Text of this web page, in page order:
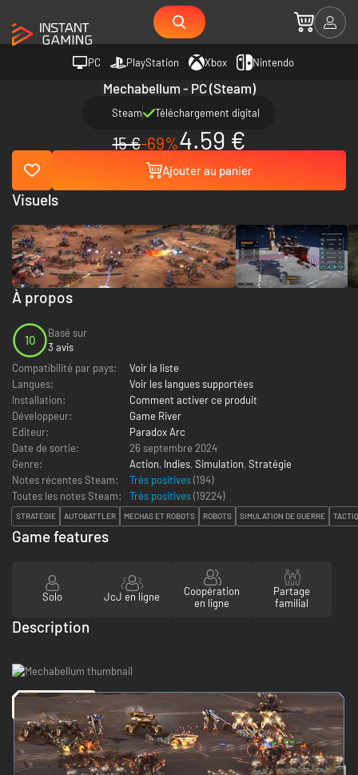
PC PlayStation Xbox Nintendo
Mechabellum - PC (Steam)
Steam Téléchargement digital
15 €-69%4.59 €
Ajouter au panier
À propos
10
Basé sur
3 avis
Compatibilité par pays:
Voir la liste
Langues:
Voir les langues supportées
Installation:
Comment activer ce produit
Développeur:
Game River
Editeur:
Paradox Arc
Date de sortie:
26 septembre 2024
Genre:
Action, Indies, Simulation, Stratégie
Notes récentes Steam:
Très positives(194)
Toutes les notes Steam:
Très positives(19224)
STRATÉGIE AUTOBATTLER MECHAS ET ROBOTS ROBOTS SIMULATION DE GUERRE
Visuels
Game features
Solo JcJ en ligne
Coopération
en ligne
Partage
familial
Description